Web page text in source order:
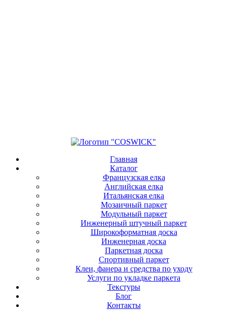
Главная
Каталог
Французская елка
Английская елка
Итальянская елка
Мозаичный паркет
Модульный паркет
Инженерный штучный паркет
Широкоформатная доска
Инженерная доска
Паркетная доска
Спортивный паркет
Клеи, фанера и средства по уходу
Услуги по укладке паркета
Текстуры
Блог
Контакты